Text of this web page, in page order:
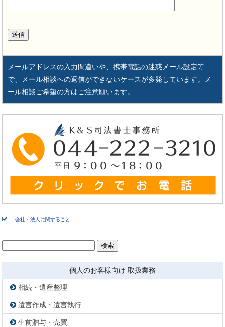
メールアドレスの入力間違いや、携帯電話の迷惑メール設定等
で、メール相談への返信ができないケースが多発しています。メ
ール相談ご希望の方はご注意願います。
会社・法人に関すること
検
索:
個人のお客様向け 取扱業務
相続・遺産整理
遺言作成・遺言執行
生前贈与・売買